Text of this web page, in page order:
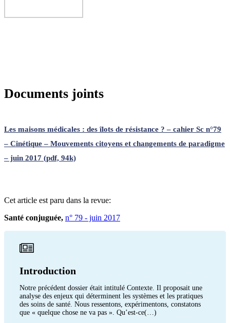
Documents joints
Les maisons médicales : des îlots de résistance ? – cahier Sc n°79
– Cinétique – Mouvements citoyens et changements de paradigme
– juin 2017 (pdf, 94k)
Cet article est paru dans la revue:
Santé conjuguée, n° 79 - juin 2017
Introduction
Notre précédent dossier était intitulé Contexte. Il proposait une
analyse des enjeux qui déterminent les systèmes et les pratiques
des soins de santé. Nous ressentons, expérimentons, constatons
que « quelque chose ne va pas ». Qu’est-ce(…)